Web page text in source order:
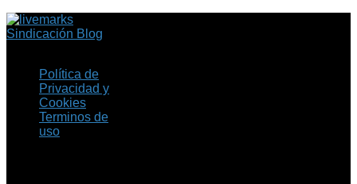
Sindicación Blog
Política de
Privacidad y
Cookies
Terminos de
uso